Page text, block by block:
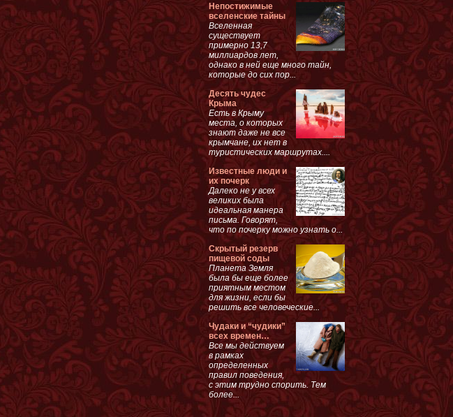
Непостижимые
вселенские тайны
Вселенная
существует
примерно 13,7
миллиардов лет,
однако в ней еще много тайн,
которые до сих пор...
Десять чудес
Крыма
Есть в Крыму
места, о которых
знают даже не все
крымчане, их нет в
туристических маршрутах....
Известные люди и
их почерк
Далеко не у всех
великих была
идеальная манера
письма. Говорят,
что по почерку можно узнать о...
Скрытый резерв
пищевой соды
Планета Земля
была бы еще более
приятным местом
для жизни, если бы
решить все человеческие...
Чудаки и “чудики”
всех времен…
Все мы действуем
в рамках
определенных
правил поведения,
с этим трудно спорить. Тем
более...